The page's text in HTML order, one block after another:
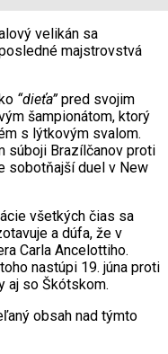
velikán sa
majstrovstvá
“dieťa”pred svojim
šampionátom, ktorý
s lýtkovým svalom.
súboji Brazílčanov proti
sobotňajší duel v New
všetkých čias sa
a dúfa, že v
Carla Ancelottiho.
nastúpi 19. júna proti
aj so Škótskom.
obsah nad týmto